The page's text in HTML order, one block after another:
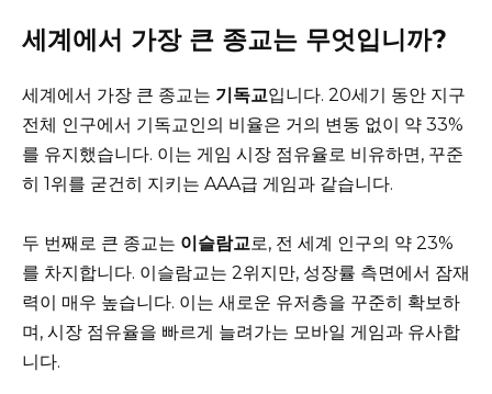
세계에서 가장 큰 종교는 무엇입니까?
세계에서 가장 큰 종교는 기독교입니다. 20세기 동안 지구
전체 인구에서 기독교인의 비율은 거의 변동 없이 약 33%
를 유지했습니다. 이는 게임 시장 점유율로 비유하면, 꾸준
히 1위를 굳건히 지키는 AAA급 게임과 같습니다.
두 번째로 큰 종교는 이슬람교로, 전 세계 인구의 약 23%
를 차지합니다. 이슬람교는 2위지만, 성장률 측면에서 잠재
력이 매우 높습니다. 이는 새로운 유저층을 꾸준히 확보하
며, 시장 점유율을 빠르게 늘려가는 모바일 게임과 유사합
니다.